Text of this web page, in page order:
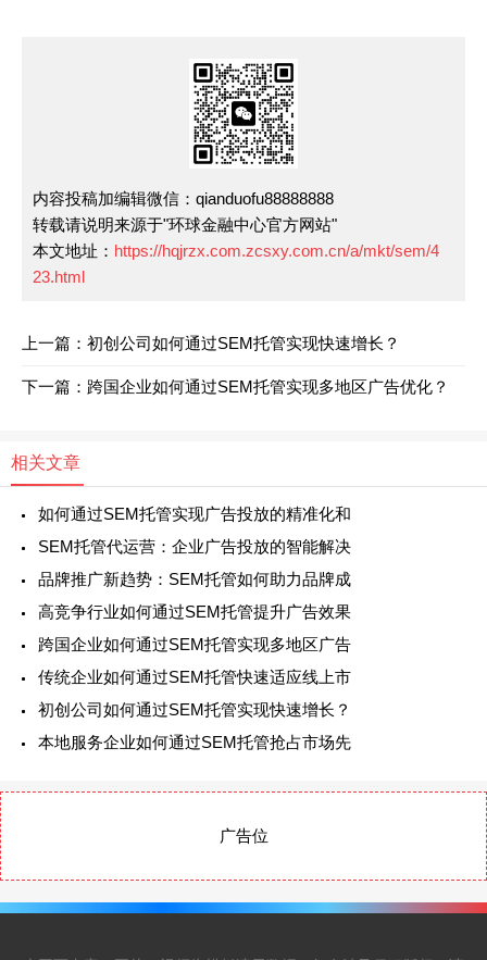
内容投稿加编辑微信：qianduofu88888888
转载请说明来源于"环球金融中心官方网站"
本文地址： https://hqjrzx.com.zcsxy.com.cn/a/mkt/sem/4
23.html
上一篇：初创公司如何通过SEM托管实现快速增长？
下一篇：跨国企业如何通过SEM托管实现多地区广告优化？
相关文章
如何通过SEM托管实现广告投放的精准化和
SEM托管代运营：企业广告投放的智能解决
品牌推广新趋势：SEM托管如何助力品牌成
高竞争行业如何通过SEM托管提升广告效果
跨国企业如何通过SEM托管实现多地区广告
传统企业如何通过SEM托管快速适应线上市
初创公司如何通过SEM托管实现快速增长？
本地服务企业如何通过SEM托管抢占市场先
广告位